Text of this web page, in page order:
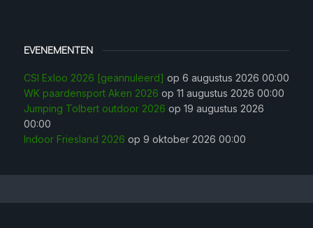
EVENEMENTEN
CSI Exloo 2026 [geannuleerd] op 6 augustus 2026 00:00
WK paardensport Aken 2026 op 11 augustus 2026 00:00
Jumping Tolbert outdoor 2026 op 19 augustus 2026
00:00
Indoor Friesland 2026 op 9 oktober 2026 00:00